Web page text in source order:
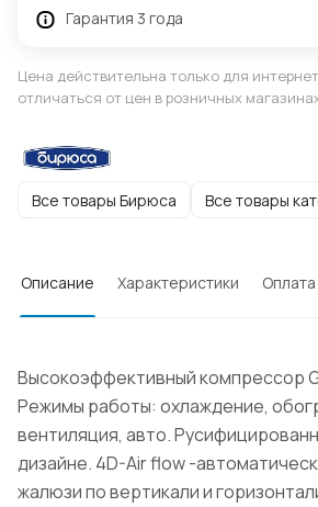
Гарантия 3 года
Цена действительна только для
отличаться от цен в розничных
Все товары Бирюса Все товары
Описание Характеристики Оплата
Высокоэффективный компрессор
Режимы работы: охлаждение,
вентиляция, авто.
дизайне. 4D-Air flow -
жалюзи по вертикали и